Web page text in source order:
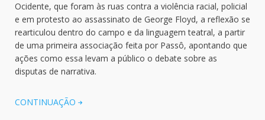
Ocidente, que foram às ruas contra a violência racial, policial
e em protesto ao assassinato de George Floyd, a reflexão se
rearticulou dentro do campo e da linguagem teatral, a partir
de uma primeira associação feita por Passô, apontando que
ações como essa levam a público o debate sobre as
disputas de narrativa.
CONTINUAÇÃO